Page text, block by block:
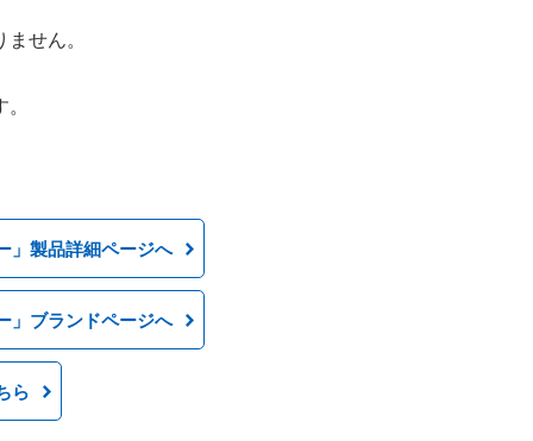
せん。
」製品詳細ページへ
」ブランドページへ
ら